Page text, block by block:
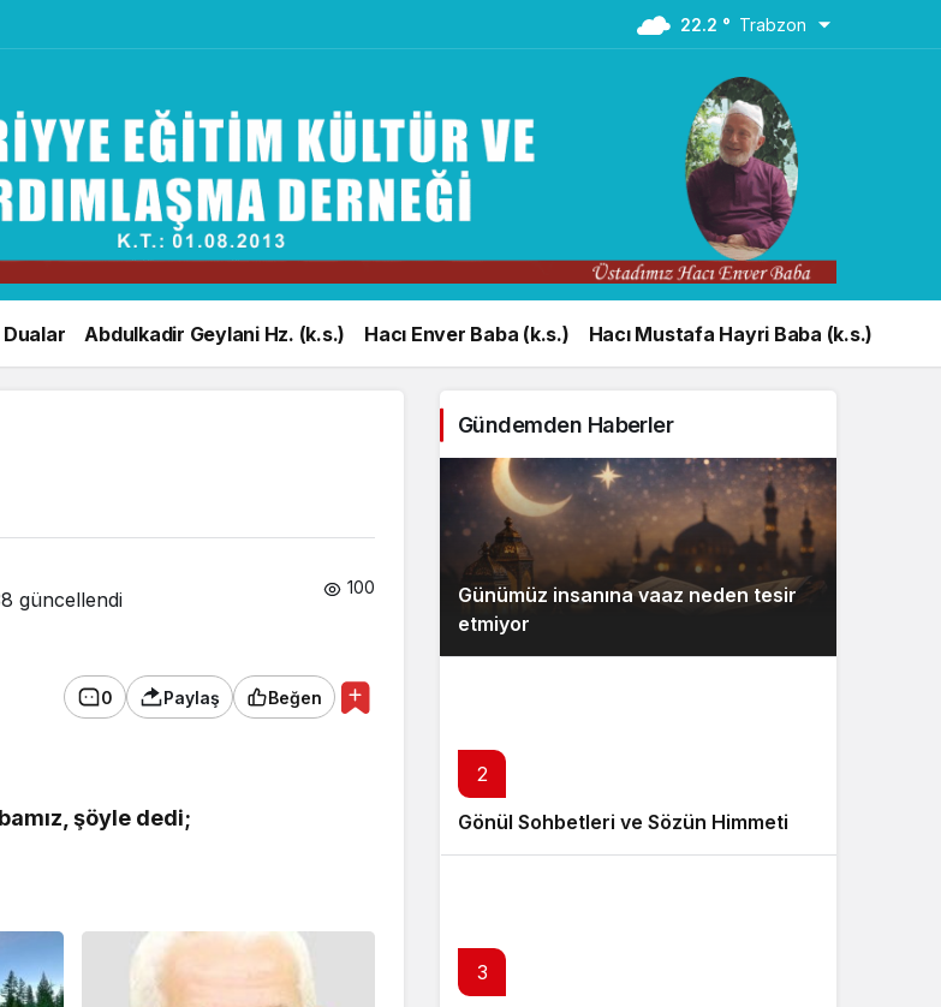
22.2 ° Trabzon
Dualar Abdulkadir Geylani Hz. (k.s.) Hacı Enver Baba (k.s.) Hacı Mustafa Hayri Baba (k.s.)
güncellendi
100
0 Paylaş Beğen
şöyle dedi;
Gündemden Haberler
Günümüz insanına vaaz neden tesir
etmiyor
2
Gönül Sohbetleri ve Sözün Himmeti
3